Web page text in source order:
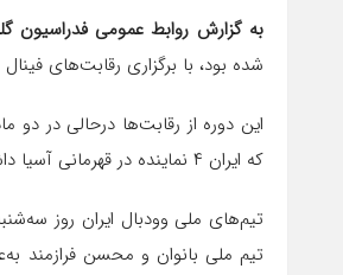
به گزارش روابط عمومی فدراسیون
شده بود، با برگزاری رقابت‌های
این دوره از رقابت‌ها درحالی در
که ایران ۴ نماینده در قهرمانی آسیا داشت.
تیم ملی بانوان و محسن فرازمند